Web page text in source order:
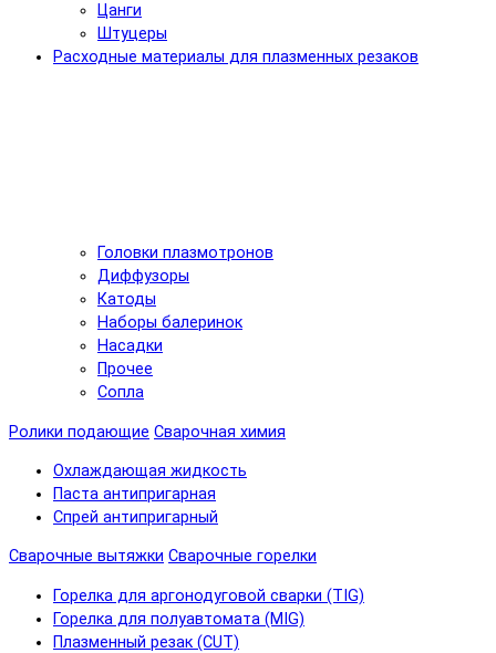
Цанги
Штуцеры
Расходные материалы для плазменных резаков
Головки плазмотронов
Диффузоры
Катоды
Наборы балеринок
Насадки
Прочее
Сопла
Ролики подающие Сварочная химия
Охлаждающая жидкость
Паста антипригарная
Спрей антипригарный
Сварочные вытяжки Сварочные горелки
Горелка для аргонодуговой сварки (TIG)
Горелка для полуавтомата (MIG)
Плазменный резак (CUT)